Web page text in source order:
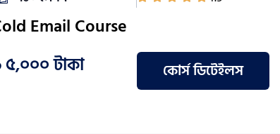
Email Course
টাকা
কোর্স ডিটেইলস